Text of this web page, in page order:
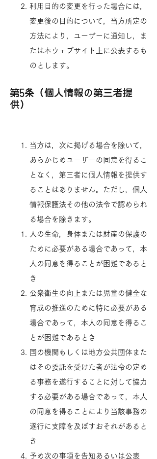
利用目的の変更を行った場合には，
変更後の目的について，当方所定の
方法により，ユーザーに通知し，ま
たは本ウェブサイト上に公表するも
のとします。
第5条（個人情報の第三者提
供）
当方は，次に掲げる場合を除いて，
あらかじめユーザーの同意を得るこ
となく，第三者に個人情報を提供す
ることはありません。ただし，個人
情報保護法その他の法令で認められ
る場合を除きます。
人の生命，身体または財産の保護の
ために必要がある場合であって，本
人の同意を得ることが困難であると
き
公衆衛生の向上または児童の健全な
育成の推進のために特に必要がある
場合であって，本人の同意を得るこ
とが困難であるとき
国の機関もしくは地方公共団体また
はその委託を受けた者が法令の定め
る事務を遂行することに対して協力
する必要がある場合であって，本人
の同意を得ることにより当該事務の
遂行に支障を及ぼすおそれがあると
き
予め次の事項を告知あるいは公表